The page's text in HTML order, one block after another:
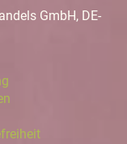
GmbH, DE-